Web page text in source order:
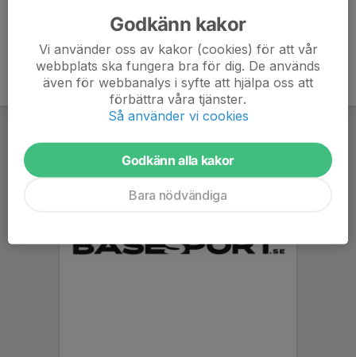
Godkänn kakor
Vi använder oss av kakor (cookies) för att vår
webbplats ska fungera bra för dig. De används
även för webbanalys i syfte att hjälpa oss att
förbättra våra tjänster.
Så använder vi cookies
Godkänn alla kakor
Bara nödvändiga